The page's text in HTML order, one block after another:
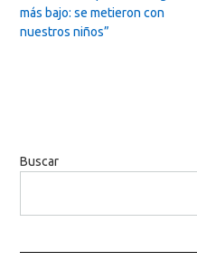
más bajo: se metieron con
nuestros niños”
Buscar